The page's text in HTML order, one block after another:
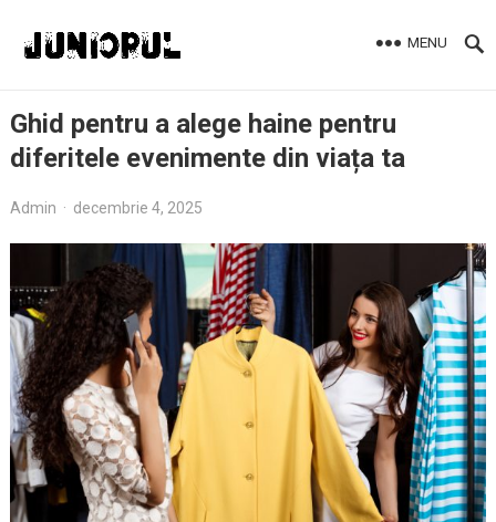
MENU
Ghid pentru a alege haine pentru
diferitele evenimente din viața ta
Admin · decembrie 4, 2025